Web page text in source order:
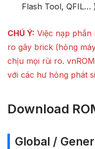
Flash Tool, QFIL…
CHÚ Ý: Việc nạp phần
ro gây brick (hỏng
chịu mọi rủi ro.
với các hư hỏng phát
Download
Global /